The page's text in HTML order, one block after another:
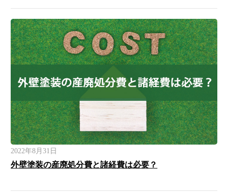
2022年8月31日
外壁塗装の産廃処分費と諸経費は必要？